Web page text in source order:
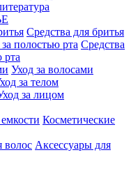
Средства для бритья
Средства
рта
Уход за волосами
за телом
за лицом
Косметические
Аксессуары для